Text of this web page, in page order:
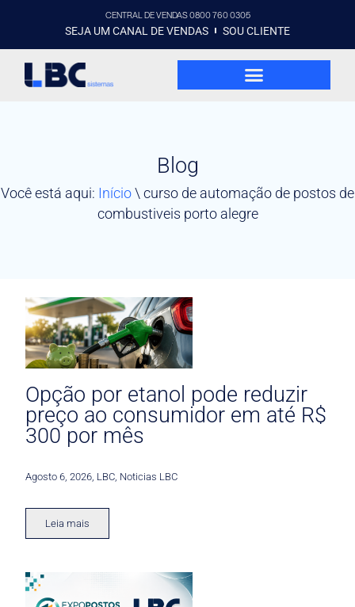
CENTRAL DE VENDAS 0800 760 0305
SEJA UM CANAL DE VENDAS SOU CLIENTE
Blog
Você está aqui: Início\ curso de automação de postos de
combustiveis porto alegre
Opção por etanol pode reduzir
preço ao consumidor em até R$
300 por mês
Agosto 6, 2026 LBC Noticias LBC
Leia mais